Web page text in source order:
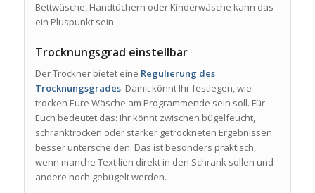
Bettwäsche, Handtüchern oder Kinderwäsche kann das
ein Pluspunkt sein.
Trocknungsgrad einstellbar
Der Trockner bietet eine Regulierung des
Trocknungsgrades. Damit könnt Ihr festlegen, wie
trocken Eure Wäsche am Programmende sein soll. Für
Euch bedeutet das: Ihr könnt zwischen bügelfeucht,
schranktrocken oder stärker getrockneten Ergebnissen
besser unterscheiden. Das ist besonders praktisch,
wenn manche Textilien direkt in den Schrank sollen und
andere noch gebügelt werden.